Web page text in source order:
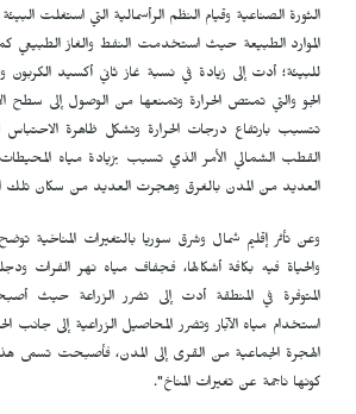
الثورة الصناعية وقيام النظم الرأسمالية التي استغلت
الموارد الطبيعة حيث استخدمت النفط والغاز الطبيعي
للبيئة؛ أدت إلى زيادة في نسبة غاز ثاني أكسيد الكربون
الجو والتي تمتص الحرارة وتمنعها من الوصول إلى سطح
تتسبب بارتفاع درجات الحرارة وتشكل ظاهرة الاحتباس
القطب الشمالي الأمر الذي تسبب بزيادة مياه المحيطات
العديد من المدن بالغرق وهجرت العديد من سكان تلك
وعن تأثر إقليم شمال وشرق سوريا بالتغيرات المناخية توضح
والحياة فيه بكافة أشكالها، فجفاف مياه نهر الفرات
المتوفرة في المنطقة أدت إلى تضرر الزراعة حيث
استخدام مياه الآبار وتضرر المحاصيل الزراعية إلى جانب
الهجرة الجماعية من القرى إلى المدن، فأصبحت تسمى هذه
كونها ناجمة عن تغيرات المناخ".